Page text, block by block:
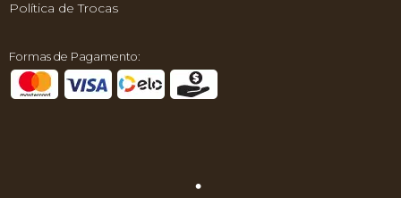
Política de Trocas
Formas de Pagamento: